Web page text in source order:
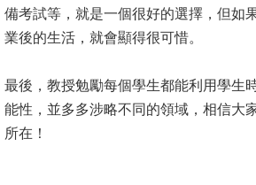
首
頁
網
站
導
備考試等，就是一個很好的選擇，但如
業後的生活，就會顯得很可惜。
最後，教授勉勵每個學生都能利用學生
能性，並多多涉略不同的領域，相信大
所在！